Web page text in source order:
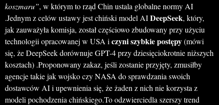
koszmaru”, w którym to rząd Chin ustala globalne normy AI
.Jednym z celów ustawy jest chiński model AIDeepSeek, który,
jak zauważyła komisja, został częściowo zbudowany przy użyciu
technologii opracowanej w USA i czyni szybkie postępy(mówi
się, że DeepSeek dorównuje GPT-4 przy dziesięciokrotnie niższych
kosztach) .Proponowany zakaz, jeśli zostanie przyjęty, zmusiłby
agencje takie jak wojsko czy NASA do sprawdzania swoich
dostawców AI i upewnienia się, że żaden z nich nie korzysta z
modeli pochodzenia chińskiego.To odzwierciedla szerszy trend